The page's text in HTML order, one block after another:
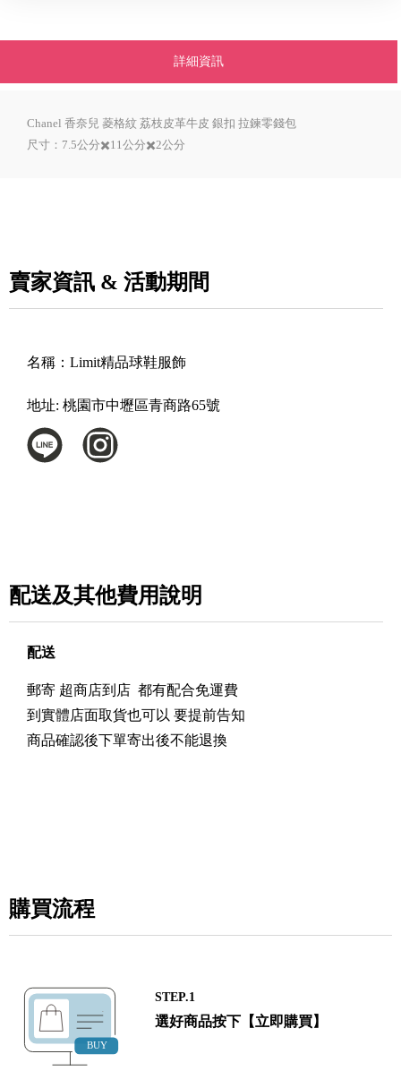
詳細資訊
Chanel 香奈兒 菱格紋 荔枝皮革牛皮 銀扣 拉鍊零錢包
尺寸：7.5公分✖️11公分✖️2公分
賣家資訊 & 活動期間
名稱： Limit精品球鞋服飾
地址: 桃園市中壢區青商路65號
配送及其他費用說明
配送
郵寄 超商店到店 都有配合免運費
到實體店面取貨也可以 要提前告知
商品確認後下單寄出後不能退換
購買流程
STEP.1
選好商品按下【立即購買】